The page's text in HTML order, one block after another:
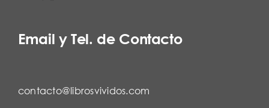
Email y Tel. de Contacto
contacto@librosvividos.com